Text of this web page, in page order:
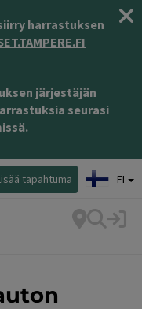
harrastuksen
järjestäjän
seurasi
tapahtuma FI